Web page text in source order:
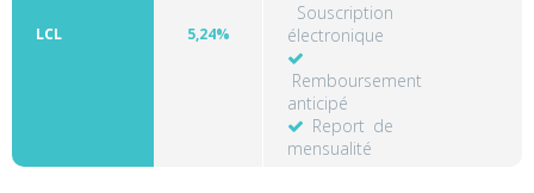
LCL 5,24%
Souscription
électronique
Remboursement
anticipé
Report de
mensualité